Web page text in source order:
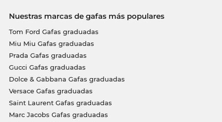
Nuestras marcas de gafas más populares
Tom Ford Gafas graduadas
Miu Miu Gafas graduadas
Prada Gafas graduadas
Gucci Gafas graduadas
Dolce & Gabbana Gafas graduadas
Versace Gafas graduadas
Saint Laurent Gafas graduadas
Marc Jacobs Gafas graduadas